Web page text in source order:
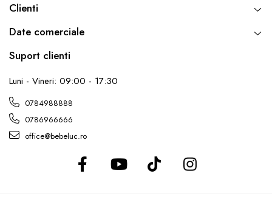
Clienti
Date comerciale
Suport clienti
Luni - Vineri: 09:00 - 17:30
0784988888
0786966666
office@bebeluc.ro